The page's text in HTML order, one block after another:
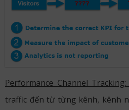
Performance Channel Tracking:
traffic đến từ từng kênh, kênh